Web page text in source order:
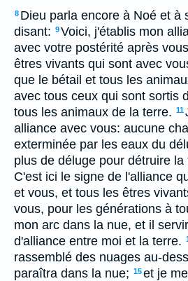
8 Dieu parla encore à Noé et à
disant: 9Voici, j'établis mon
avec votre postérité après
êtres vivants qui sont avec
que le bétail et tous les
avec tous ceux qui sont sortis
tous les animaux de la terre. 11
alliance avec vous: aucune
exterminée par les eaux du
plus de déluge pour détruire la
C'est ici le signe de l'alliance
et vous, et tous les êtres
vous, pour les générations à
mon arc dans la nue, et il
d'alliance entre moi et la terre.
rassemblé des nuages au-
paraîtra dans la nue; 15et je